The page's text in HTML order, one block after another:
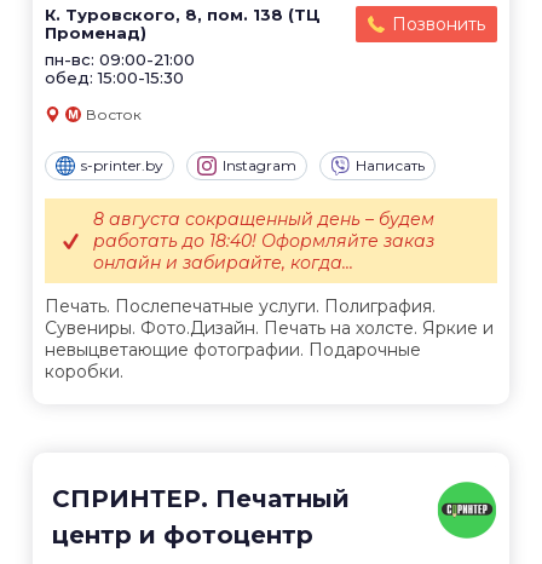
К. Туровского, 8, пом. 138 (ТЦ
Променад)
пн-вс: 09:00-21:00
обед: 15:00-15:30
Позвонить
Восток
s-printer.by Instagram Написать
Печать. Послепечатные услуги. Полиграфия.
Сувениры. Фото.Дизайн. Печать на холсте. Яркие и
невыцветающие фотографии. Подарочные
коробки.
8 августа сокращенный день – будем
работать до 18:40! Оформляйте заказ
онлайн и забирайте, когда...
СПРИНТЕР. Печатный
центр и фотоцентр